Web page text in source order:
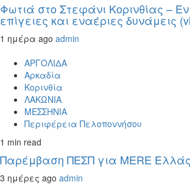
Φωτιά στο Στεφάνι Κορινθίας –
επίγειες και εναέριες δυνάμεις
1 ημέρα ago admin
ΑΡΓΟΛΙΔΑ
Αρκαδία
Κορινθία
ΛΑΚΩΝΙΑ
ΜΕΣΣΗΝΙΑ
Περιφέρεια Πελοποννήσου
1 min read
Παρέμβαση ΠΕΣΠ για MERE Ελλάς
3 ημέρες ago admin